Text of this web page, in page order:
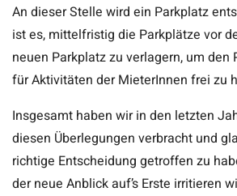
An dieser Stelle wird ein Parkplatz
ist es, mittelfristig die Parkplätze vor
neuen Parkplatz zu verlagern, um den
für Aktivitäten der MieterInnen frei zu
Insgesamt haben wir in den letzten
diesen Überlegungen verbracht und
richtige Entscheidung getroffen zu
der neue Anblick auf’s Erste irritieren